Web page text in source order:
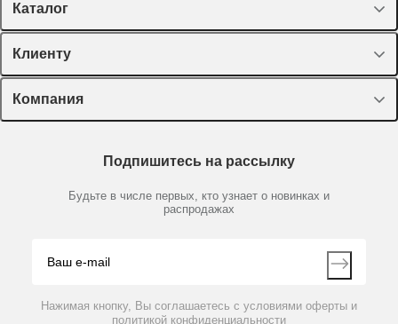
Каталог
Спецпредложения
Оборудование, приборы
Пластик, стекло, принадлежности
Химические реактивы, препараты, наборы
Производители
Клиенту
Лекторий Диаэм
Доставка и оплата
Мобильное приложение
Компания
Партнеры
Контакты
Подпишитесь на рассылку
Будьте в числе первых, кто узнает о новинках и
распродажах
Нажимая кнопку, Вы соглашаетесь с условиями оферты и
политикой конфиденциальности